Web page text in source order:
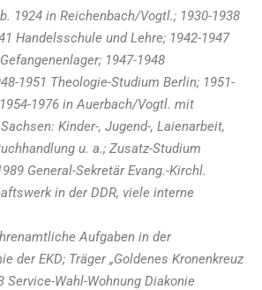
1924 in Reichenbach/Vogtl.; 1930-1938
Handelsschule und Lehre; 1942-1947
1947-1948
1951 Theologie-Studium Berlin; 1951-
1976 in Auerbach/Vogtl. mit
Kinder-, Jugend-, Laienarbeit,
u. a.; Zusatz-Studium
General-Sekretär Evang.-Kirchl.
in der DDR, viele interne
Aufgaben in der
der EKD; Träger „Goldenes Kronenkreuz
Service-Wahl-Wohnung Diakonie